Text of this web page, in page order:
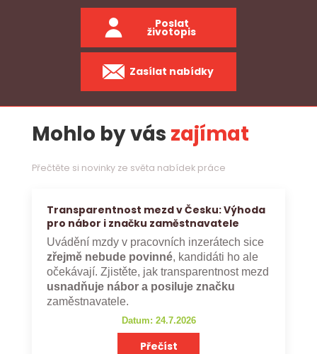
Poslat
životopis
Zasílat nabídky
Mohlo by vás zajímat
Přečtěte si novinky ze světa nabídek práce
Transparentnost mezd v Česku: Výhoda
pro nábor i značku zaměstnavatele
Uvádění mzdy v pracovních inzerátech sice
zřejmě nebude povinné, kandidáti ho ale
očekávají. Zjistěte, jak transparentnost mezd
usnadňuje nábor a posiluje značku
zaměstnavatele.
Datum: 24.7.2026
Přečíst